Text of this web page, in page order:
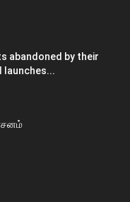
abandoned by their
launches...